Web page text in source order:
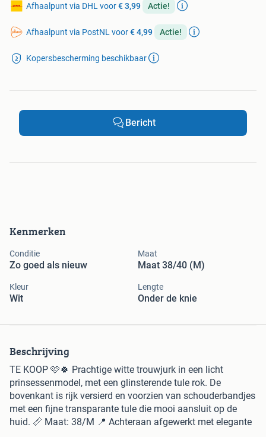
Kenmerken
Conditie
Zo goed als nieuw
Maat
Maat 38/40 (M)
Kleur
Wit
Lengte
Onder de knie
Beschrijving
TE KOOP 🩷🍀 Prachtige witte trouwjurk in een licht
prinsessenmodel, met een glinsterende tule rok. De
bovenkant is rijk versierd en voorzien van schouderbandjes
met een fijne transparante tule die mooi aansluit op de
huid. 📏 Maat: 38/M 📍 Achteraan afgewerkt met elegante
Afhaalpunt via DHL voor€ 3,99 Actie!
Afhaalpunt via PostNL voor€ 4,99 Actie!
Kopersbescherming beschikbaar
Bericht